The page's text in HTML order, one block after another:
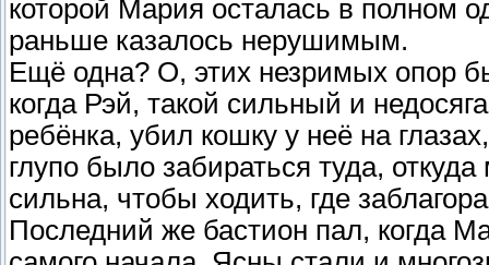
которой Мария осталась в полном
раньше казалось нерушимым.
Ещё одна? О, этих незримых опор
когда Рэй, такой сильный и
ребёнка, убил кошку у неё на
глупо было забираться туда,
сильна, чтобы ходить, где
Последний же бастион пал, когда